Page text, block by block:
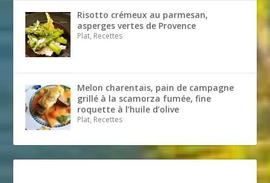
Risotto crémeux au parmesan,
asperges vertes de Provence
Plat, Recettes
Melon charentais, pain de campagne
grillé à la scamorza fumée, fine
roquette à l’huile d’olive
Plat, Recettes